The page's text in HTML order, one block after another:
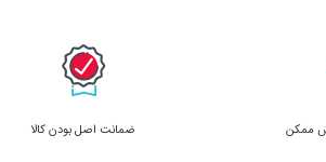
ممکن ضمانت اصل بودن کالا